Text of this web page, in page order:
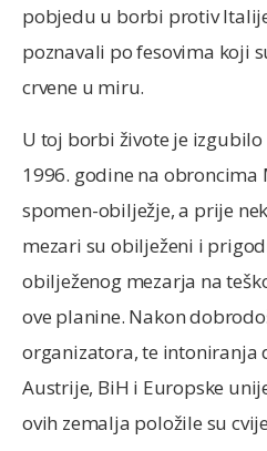
pobjedu u borbi protiv
poznavali po fesovima koji
crvene u miru.
U toj borbi živote je
1996. godine na
spomen-obilježje, a prije
mezari su obilježeni i
obilježenog mezarja na
ove planine. Nakon
organizatora, te intoniranja
Austrije, BiH i Europske
ovih zemalja položile su